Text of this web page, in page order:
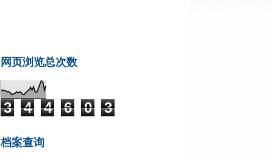
网页浏览总次数
3 4 4 6 0 3
档案查询